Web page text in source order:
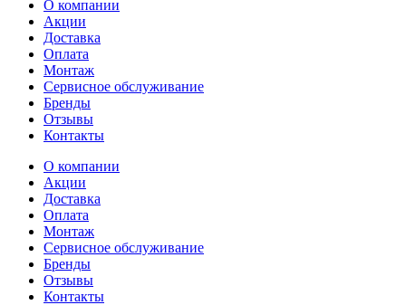
О компании
Акции
Доставка
Оплата
Монтаж
Сервисное обслуживание
Бренды
Отзывы
Контакты
О компании
Акции
Доставка
Оплата
Монтаж
Сервисное обслуживание
Бренды
Отзывы
Контакты